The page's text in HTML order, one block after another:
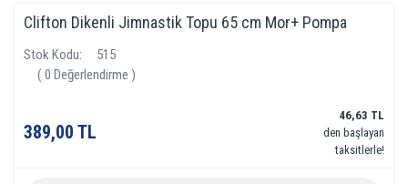
Clifton Dikenli Jimnastik Topu 65 cm Mor+ Pompa
Stok Kodu
515
( 0 Değerlendirme )
389,00 TL
46,63 TL
den başlayan
taksitlerle!